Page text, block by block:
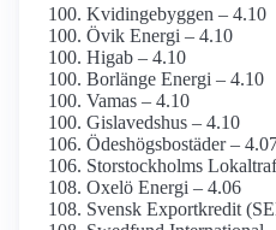
Kvidingebyggen – 4.10
Övik Energi – 4.10
Higab – 4.10
Borlänge Energi – 4.10
Vamas – 4.10
Gislavedshus – 4.10
Ödeshögsbostäder –
Storstockholms
Oxelö Energi – 4.06
Svensk Exportkredit